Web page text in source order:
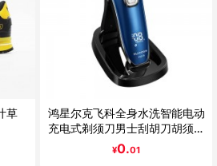
草
鸿星尔克飞科全身水洗智能电动
充电式剃须刀男士刮胡刀胡须刀
刮胡子FS375 全身水洗 座充设
计 智能操控系统
¥0.01